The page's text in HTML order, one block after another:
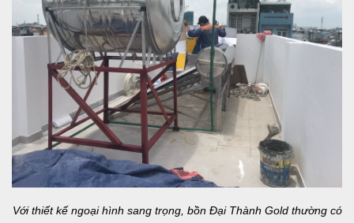
Với thiết kế ngoại hình sang trọng, bồn Đại Thành Gold thường có